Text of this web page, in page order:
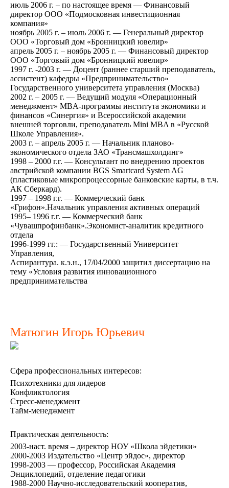
июль 2006 г. – по настоящее время — Финансовый
директор ООО «Подмосковная инвестиционная
компания»
ноябрь 2005 г. – июль 2006 г. — Генеральный директор
ООО «Торговый дом «Бронницкий ювелир»
апрель 2005 г. – ноябрь 2005 г. — Финансовый директор
ООО «Торговый дом «Бронницкий ювелир»
1997 г. -2003 г. — Доцент (раннее старший преподаватель,
ассистент) кафедры «Предпринимательство»
Государственного университета управления (Москва)
2002 г. – 2005 г. — Ведущий модуля «Операционный
менеджмент» MBA-программы института экономики и
финансов «Синергия» и Всероссийской академии
внешней торговли, преподаватель Mini MBA в «Русской
Школе Управления».
2003 г. – апрель 2005 г. — Начальник планово-
экономического отдела ЗАО «Трансмашхолдинг»
1998 – 2000 г.г. — Консультант по внедрению проектов
австрийской компании BGS Smartcard System AG
(пластиковые микропроцессорные банковские карты, в т.ч.
АК Сберкард).
1997 – 1998 г.г. — Коммерческий банк
«Грифон».Начальник управления активных операций
1995– 1996 г.г. — Коммерческий банк
«Чувашпрофинбанк».Экономист-аналитик кредитного
отдела
1996-1999 гг.: — Государственный Университет
Управления,
Аспирантура. к.э.н., 17/04/2000 защитил диссертацию на
тему «Условия развития инновационного
предпринимательства
Матюгин Игорь Юрьевич
Сфера профессиональных интересов:
Психотехники для лидеров
Конфликтология
Стресс-менеджмент
Тайм-менеджмент
Практическая деятельность:
2003-наст. время – директор НОУ «Школа эйдетики»
2000-2003 Издательство «Центр эйдос», директор
1998-2003 — профессор, Российская Академия
Энциклопедий, отделение педагогики
1988-2000 Научно-исследовательский кооператив,